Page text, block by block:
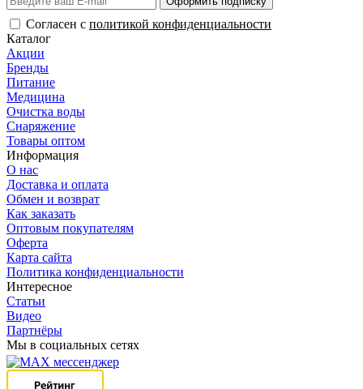
Согласен с политикой конфиденциальности
Каталог
Акции
Бренды
Питание
Медицина
Очистка воды
Снаряжение
Товары оптом
Информация
О нас
Доставка и оплата
Обмен и возврат
Как заказать
Оптовым покупателям
Оферта
Карта сайта
Политика конфиденциальности
Интересное
Статьи
Видео
Партнёры
Мы в социальных сетях